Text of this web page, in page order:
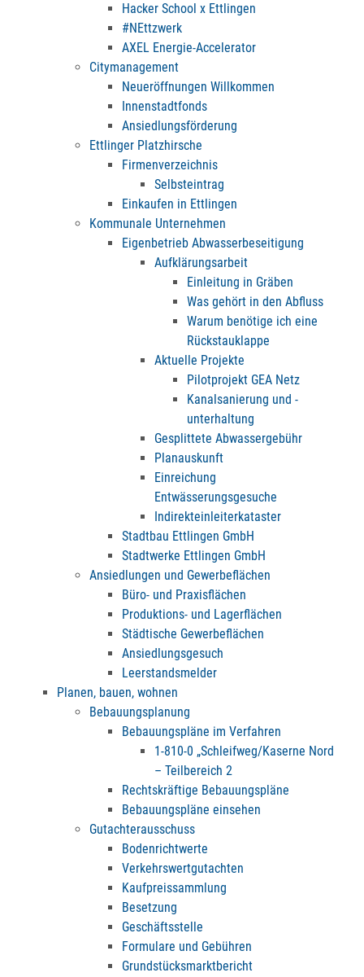
Hacker School x Ettlingen
#NEttzwerk
AXEL Energie-Accelerator
Citymanagement
Neueröffnungen Willkommen
Innenstadtfonds
Ansiedlungsförderung
Ettlinger Platzhirsche
Firmenverzeichnis
Selbsteintrag
Einkaufen in Ettlingen
Kommunale Unternehmen
Eigenbetrieb Abwasserbeseitigung
Aufklärungsarbeit
Einleitung in Gräben
Was gehört in den Abfluss
Warum benötige ich eine
Rückstauklappe
Aktuelle Projekte
Pilotprojekt GEA Netz
Kanalsanierung und -
unterhaltung
Gesplittete Abwassergebühr
Planauskunft
Einreichung
Entwässerungsgesuche
Indirekteinleiterkataster
Stadtbau Ettlingen GmbH
Stadtwerke Ettlingen GmbH
Ansiedlungen und Gewerbeflächen
Büro- und Praxisflächen
Produktions- und Lagerflächen
Städtische Gewerbeflächen
Ansiedlungsgesuch
Leerstandsmelder
Planen, bauen, wohnen
Bebauungsplanung
Bebauungspläne im Verfahren
1-810-0 „Schleifweg/Kaserne Nord
– Teilbereich 2
Rechtskräftige Bebauungspläne
Bebauungspläne einsehen
Gutachterausschuss
Bodenrichtwerte
Verkehrswertgutachten
Kaufpreissammlung
Besetzung
Geschäftsstelle
Formulare und Gebühren
Grundstücksmarktbericht